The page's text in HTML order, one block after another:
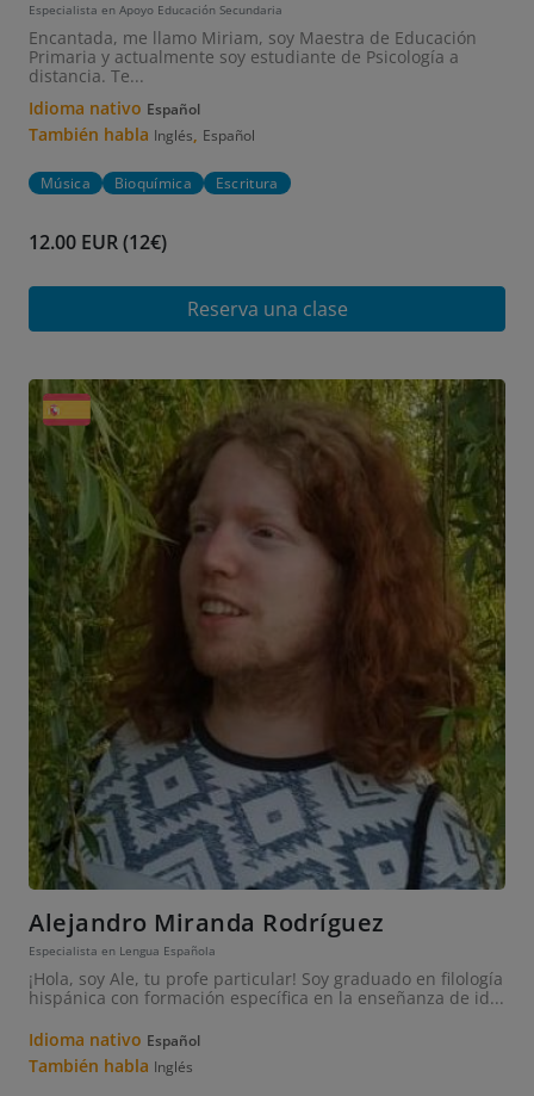
Especialista en Apoyo Educación Secundaria
Encantada, me llamo Miriam, soy Maestra de Educación
Primaria y actualmente soy estudiante de Psicología a
distancia. Te...
Idioma nativo Español
También habla Inglés, Español
Música Bioquímica Escritura
12.00 EUR (12€)
Reserva una clase
Alejandro Miranda Rodríguez
Especialista en Lengua Española
¡Hola, soy Ale, tu profe particular! Soy graduado en filología
hispánica con formación específica en la enseñanza de id...
Idioma nativo Español
También habla Inglés